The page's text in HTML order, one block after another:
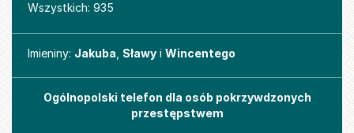
Wszystkich: 935
Imieniny
Imieniny: Jakuba Sławy i Wincentego
Ogólnopolski telefon dla osób pokrzywdzonych
przestępstwem